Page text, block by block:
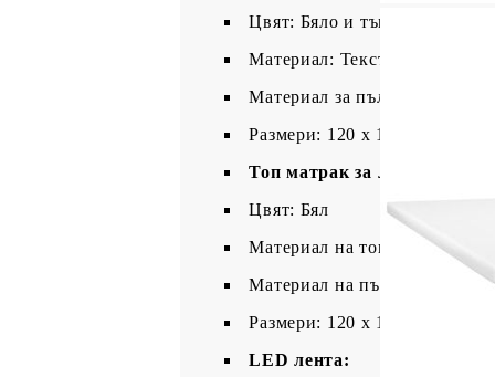
Цвят: Бяло и тъмносиво
Материал: Текстил (100%
Материал за пълнеж: Покет
Размери: 120 x 190 x 20 см
Топ матрак за легло:
Цвят: Бял
Материал на топ матрака:
Материал на пълнежа: Пяна
Размери: 120 x 190 x 5 см
LED лента: